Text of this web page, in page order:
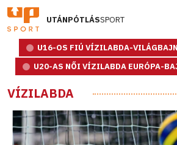
UTÁNPÓTLÁSSPORT
U16-OS FIÚ VÍZILABDA-
U20-AS NŐI VÍZILABDA EURÓPA-
VÍZILABDA